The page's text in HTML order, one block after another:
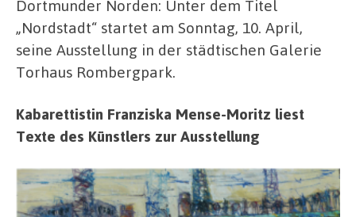
Dortmunder Norden: Unter dem Titel
„Nordstadt“ startet am Sonntag, 10. April,
seine Ausstellung in der städtischen Galerie
Torhaus Rombergpark.
Kabarettistin Franziska Mense-Moritz liest
Texte des Künstlers zur Ausstellung